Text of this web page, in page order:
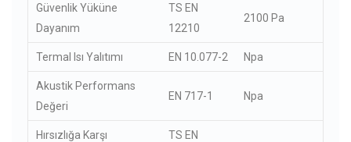
Güvenlik Yüküne
Dayanım
TS EN
12210
2100 Pa
Termal Isı Yalıtımı EN 10.077-2 Npa
Akustik Performans
Değeri
EN 717-1 Npa
Hırsızlığa Karşı
TS EN